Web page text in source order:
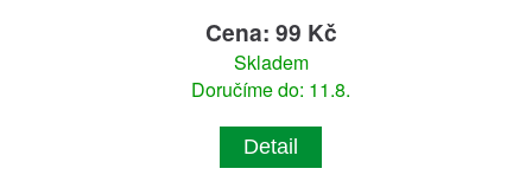
Cena: 99 Kč
Skladem
Doručíme do: 11.8.
Detail